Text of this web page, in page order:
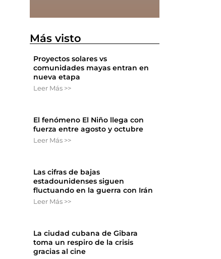
Más visto
Proyectos solares vs
comunidades mayas entran en
nueva etapa
Leer Más >>
El fenómeno El Niño llega con
fuerza entre agosto y octubre
Leer Más >>
Las cifras de bajas
estadounidenses siguen
fluctuando en la guerra con Irán
Leer Más >>
La ciudad cubana de Gibara
toma un respiro de la crisis
gracias al cine